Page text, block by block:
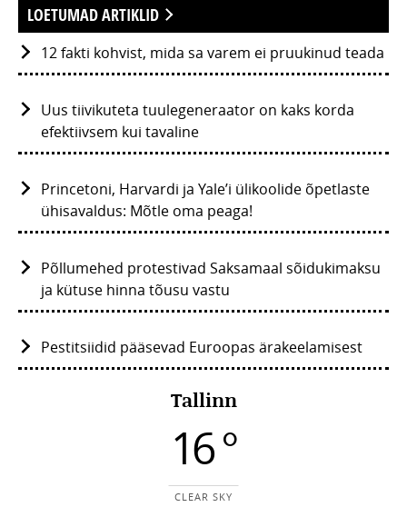
LOETUMAD ARTIKLID
12 fakti kohvist, mida sa varem ei pruukinud teada
Uus tiivikuteta tuulegeneraator on kaks korda
efektiivsem kui tavaline
Princetoni, Harvardi ja Yale’i ülikoolide õpetlaste
ühisavaldus: Mõtle oma peaga!
Põllumehed protestivad Saksamaal sõidukimaksu
ja kütuse hinna tõusu vastu
Pestitsiidid pääsevad Euroopas ärakeelamisest
Tallinn
16 °
CLEAR SKY